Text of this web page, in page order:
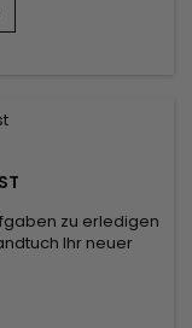
zu erledigen
Ihr neuer